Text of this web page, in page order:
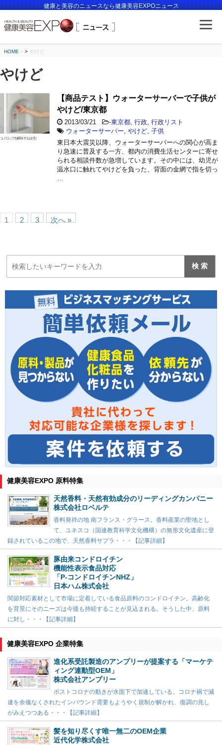
健康と美容のニュースなら健康美容EXPOニュース
HOME > やけど
やけど
【商品テスト】ウォーターサーバーで子供が
やけど/東京都
2013/03/21 -東京都 行政 行政リスト
ウォーターサーバー やけど 子供
東日本大震災以降、ウォーターサーバーへの関心が高ま
り急速に普及する一方、都内の消費生活センターに寄せ
られる相談件数が急増しています。その中には、幼児が
温水口に触れてやけどを負った、背面の金網で指を切っ
1 2 3 次へ »
健康美容EXPO 原料特集
天然香料・天然有効成分のリーディングカンパニー
株式会社ロベルテ
香料発祥の地 南フランス・グラース。香料産業の聖地とし
て、ユネスコ（国連教育科学文化機構）の無形文化遺産に登
録されているこの地で、天然香料サプラ・・・【記事詳細】
豚由来コンドロイチン
機能性表示食品対応
「P-コンドロイチンNHZ」
日本ハム株式会社
関節対応素材として市場に定着している食品原料のコンドロイチン。高齢化
を背景にそのニーズは今後も持続することが見込まれる。そうした中、原料
に対し・・・【記事詳細】
健康美容EXPO 企業特集
進化系受託製造のアンプリーが提案する「マーケテ
ィング連動型OEM」
株式会社アンプリー
ポストコロナの動きが水面下で加速している。コロナ禍で減
速を余儀なくされたインバウンド需要もようやく規制が解かれ、復調の兆し
がみえつつある・・・【記事詳細】
髪を知り尽くす唯一無二のOEM企業
近代化学株式会社